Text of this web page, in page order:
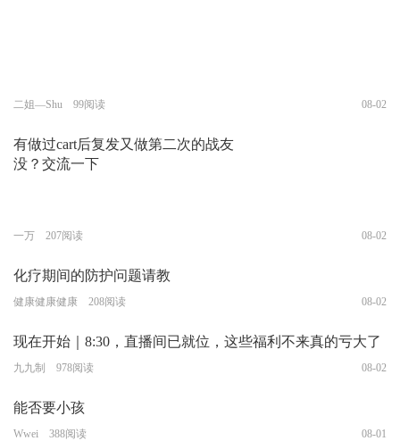
二姐—Shu 99阅读 08-02
有做过cart后复发又做第二次的战友
没？交流一下
一万 207阅读 08-02
化疗期间的防护问题请教
健康健康健康 208阅读 08-02
现在开始｜8:30，直播间已就位，这些福利不来真的亏大了
九九制 978阅读 08-02
能否要小孩
Wwei 388阅读 08-01